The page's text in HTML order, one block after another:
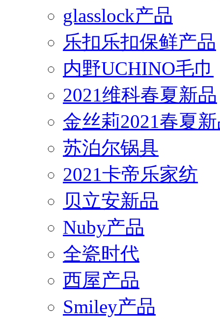
glasslock产品
乐扣乐扣保鲜产品
内野UCHINO毛巾
2021维科春夏新品
金丝莉2021春夏
苏泊尔锅具
2021卡帝乐家纺
贝立安新品
Nuby产品
全瓷时代
西屋产品
Smiley产品